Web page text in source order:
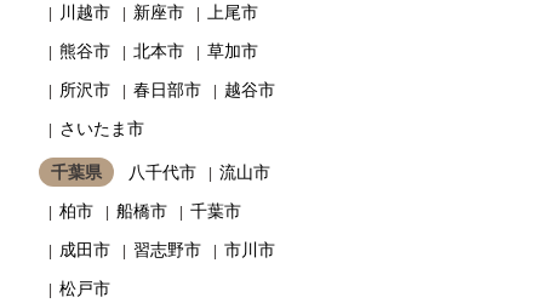
川越市
新座市
上尾市
熊谷市
北本市
草加市
所沢市
春日部市
越谷市
さいたま市
千葉県 八千代市
流山市
柏市
船橋市
千葉市
成田市
習志野市
市川市
松戸市